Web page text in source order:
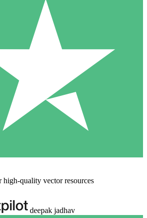
high-quality vector resources
deepak jadhav